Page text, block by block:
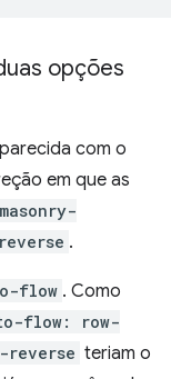
opções
com o
em que as
masonry-
.
flow . Como
flow: row-
teriam o